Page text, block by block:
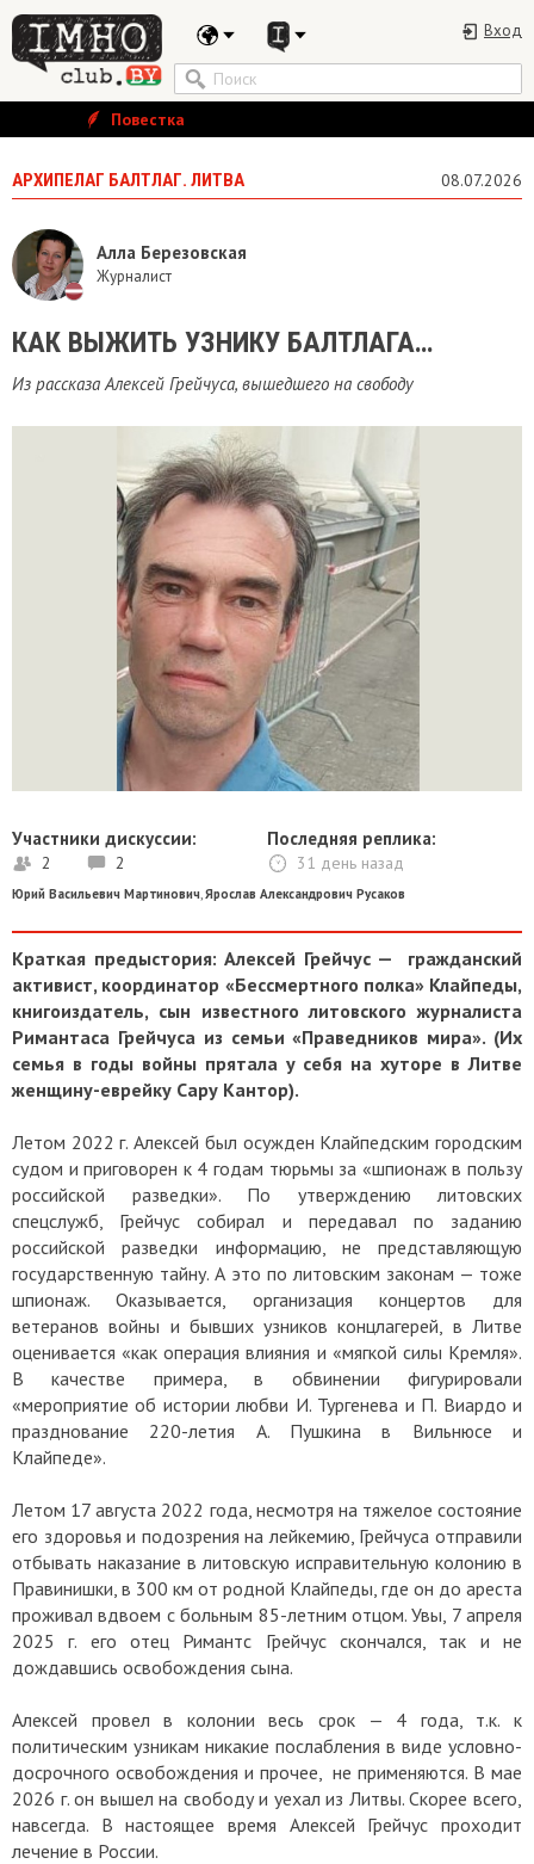
Вход
Повестка
АРХИПЕЛАГ БАЛТЛАГ. ЛИТВА 08.07.2026
Алла Березовская
Журналист
КАК ВЫЖИТЬ УЗНИКУ БАЛТЛАГА…
Из рассказа Алексей Грейчуса, вышедшего на свободу
Участники дискуссии:
2 2
Последняя реплика:
31 день назад
Юрий Васильевич Мартинович Ярослав Александрович Русаков
Краткая предыстория: Алексей Грейчус — гражданский
активист, координатор «Бессмертного полка» Клайпеды,
книгоиздатель, сын известного литовского журналиста
Римантаса Грейчуса из семьи «Праведников мира». (Их
семья в годы войны прятала у себя на хуторе в Литве
женщину-еврейку Сару Кантор).
Летом 2022 г. Алексей был осужден Клайпедским городским
судом и приговорен к 4 годам тюрьмы за «шпионаж в пользу
российской разведки». По утверждению литовских
спецслужб, Грейчус собирал и передавал по заданию
российской разведки информацию, не представляющую
государственную тайну. А это по литовским законам — тоже
шпионаж. Оказывается, организация концертов для
ветеранов войны и бывших узников концлагерей, в Литве
оценивается «как операция влияния и «мягкой силы Кремля».
В качестве примера, в обвинении фигурировали
«мероприятие об истории любви И. Тургенева и П. Виардо и
празднование 220-летия А. Пушкина в Вильнюсе и
Клайпеде».
Летом 17 августа 2022 года, несмотря на тяжелое состояние
его здоровья и подозрения на лейкемию, Грейчуса отправили
отбывать наказание в литовскую исправительную колонию в
Правинишки, в 300 км от родной Клайпеды, где он до ареста
проживал вдвоем с больным 85-летним отцом. Увы, 7 апреля
2025 г. его отец Римантс Грейчус скончался, так и не
дождавшись освобождения сына.
Алексей провел в колонии весь срок — 4 года, т.к. к
политическим узникам никакие послабления в виде условно-
досрочного освобождения и прочее, не применяются. В мае
2026 г. он вышел на свободу и уехал из Литвы. Скорее всего,
навсегда. В настоящее время Алексей Грейчус проходит
лечение в России.